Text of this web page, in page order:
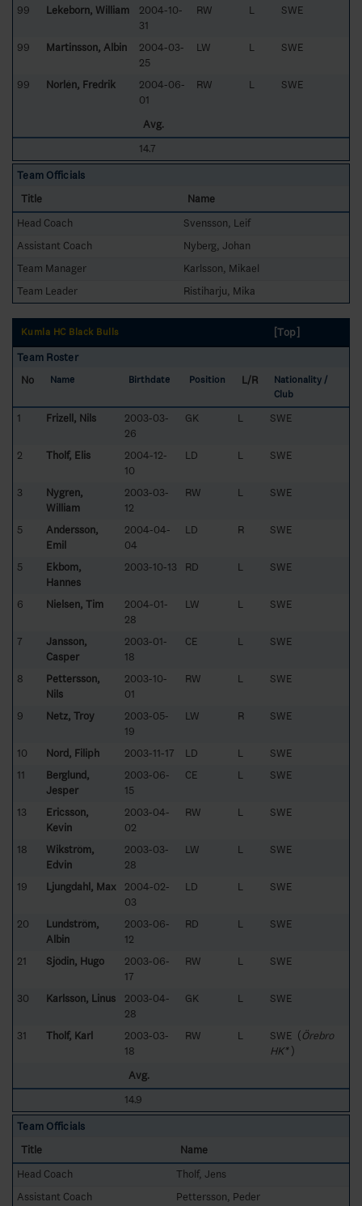
99 Lekeborn, William
2004-10-
31
RW L SWE
99 Martinsson, Albin
2004-03-
25
LW L SWE
99 Norlén, Fredrik
2004-06-
01
RW L SWE
Avg.
14.7
Team Officials
Title
Name
Head Coach
Svensson, Leif
Assistant Coach
Nyberg, Johan
Team Manager
Karlsson, Mikael
Team Leader
Ristiharju, Mika
Kumla HC Black Bulls
[Top]
Team Roster
No
Name Birthdate Position L/R
Nationality /
Club
1 Frizell, Nils
2003-03-
26
GK L SWE
2 Tholf, Elis
2004-12-
10
LD L SWE
3
Nygren,
William
2003-03-
12
RW L SWE
5
Andersson,
Emil
2004-04-
04
LD R SWE
5
Ekbom,
Hannes
2003-10-13 RD L SWE
6 Nielsen, Tim
2004-01-
28
LW L SWE
7
Jansson,
Casper
2003-01-
18
CE L SWE
8
Pettersson,
Nils
2003-10-
01
RW L SWE
9 Netz, Troy
2003-05-
19
LW R SWE
10 Nord, Filiph 2003-11-17 LD L
SWE
11
Berglund,
Jesper
2003-06-
15
CE L SWE
13
Ericsson,
Kevin
2003-04-
02
RW L SWE
18
Wikström,
Edvin
2003-03-
28
LW L SWE
19 Ljungdahl, Max
2004-02-
03
LD L SWE
20
Lundström,
Albin
2003-06-
12
RD L SWE
21 Sjödin, Hugo
2003-06-
17
RW L SWE
30 Karlsson, Linus
2003-04-
28
GK L SWE
31 Tholf, Karl
2003-03-
18
RW L SWE (Örebro
HK*)
Avg.
14.9
Team Officials
Title
Name
Head Coach
Tholf, Jens
Assistant Coach
Pettersson, Peder